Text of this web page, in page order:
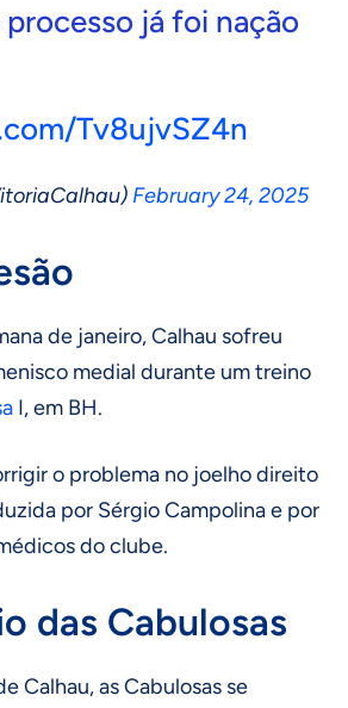
já foi nação
Tv8ujvSZ4n
February 24, 2025
de janeiro, Calhau sofreu
medial durante um treino
I, em BH.
o problema no joelho direito
por Sérgio Campolina e por
do clube.
das Cabulosas
Calhau, as Cabulosas se